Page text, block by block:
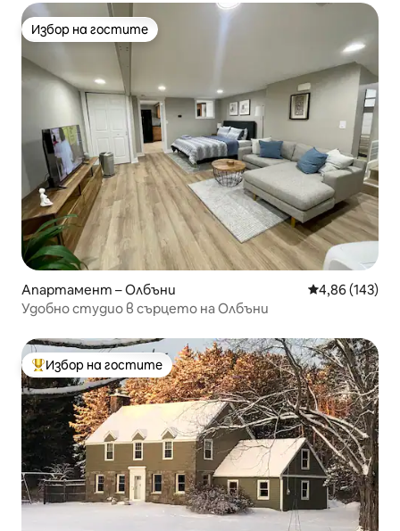
Избор на гостите
Избор на гостите
Апартамент – Олбъни Средна
4,86 (143)
Удобно студио в сърцето на Олбъни
Най-популярен избор на гостите
Избор на гостите